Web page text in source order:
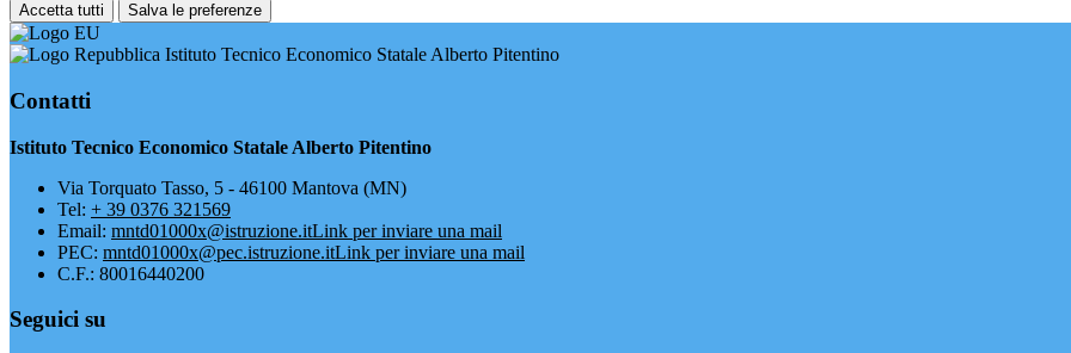
Accetta tutti Salva le preferenze
Istituto Tecnico Economico Statale Alberto Pitentino
Contatti
Istituto Tecnico Economico Statale Alberto Pitentino
Via Torquato Tasso, 5 - 46100 Mantova (MN)
Tel: + 39 0376 321569
Email: mntd01000x@istruzione.itLink per inviare una mail
PEC: mntd01000x@pec.istruzione.itLink per inviare una mail
C.F.: 80016440200
Seguici su